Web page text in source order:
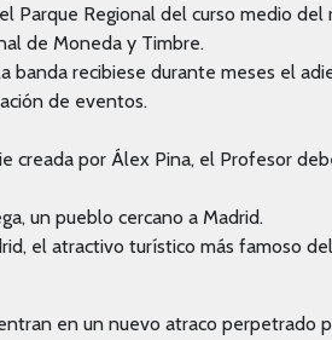
Parque Regional del curso medio
de Moneda y Timbre.
banda recibiese durante meses el
de eventos.
creada por Álex Pina, el Profesor
un pueblo cercano a Madrid.
el atractivo turístico más famoso
en un nuevo atraco perpetrado